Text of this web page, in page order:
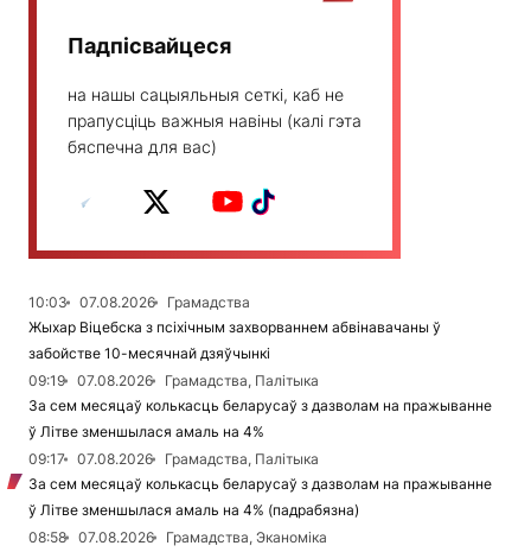
Падпісвайцеся
на нашы сацыяльныя сеткі, каб не
прапусціць важныя навіны (калі гэта
бяспечна для вас)
10:03 07.08.2026
Грамадства
Жыхар Віцебска з псіхічным захворваннем абвінавачаны ў
забойстве 10-месячнай дзяўчынкі
09:19
07.08.2026
Грамадства, Палітыка
За сем месяцаў колькасць беларусаў з дазволам на пражыванне
ў Літве зменшылася амаль на 4%
09:17
07.08.2026
Грамадства, Палітыка
За сем месяцаў колькасць беларусаў з дазволам на пражыванне
ў Літве зменшылася амаль на 4% (падрабязна)
08:58
07.08.2026
Грамадства, Эканоміка